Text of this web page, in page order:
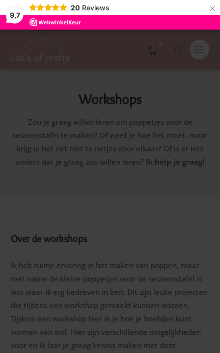
9,7
20 Reviews ×
Workshops
Zou je graag willen leren om poppetjes voor de
seizoenstafel te maken? Of weet je hoe het moet, maar
krijg je het net niet zo netjes voor elkaar? Of is er iets
anders dat je graag zou willen leren? Ik help je graag!
Over de workshops
Ik heb ruime ervaring in het maken van poppen, maar
met name de kleine poppetjes voor de seizoenstafel is
iets waar ik erg bedreven in ben. Dit zijn leuke projecten
die tijdens een workshop gemaakt kunnen worden.
Tijdens een workshop leer ik je hoe je hoofdjes kunt
vormen van wol. Hier zijn verschillende mogelijkheden
voor en ik laat je graag kennis maken met deze